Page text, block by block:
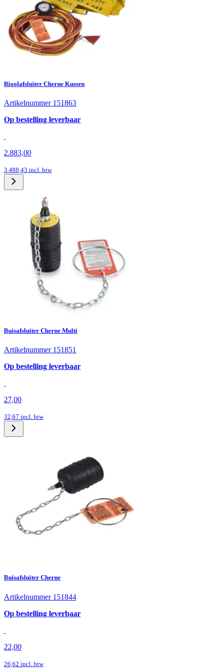
Rioolafsluiter Cherne Kussen
Artikelnummer 151863
Op bestelling leverbaar
2.883,00
3.488,43 incl. btw
Buisafsluiter Cherne Multi
Artikelnummer 151851
Op bestelling leverbaar
27,00
32,67 incl. btw
Buisafsluiter Cherne
Artikelnummer 151844
Op bestelling leverbaar
22,00
26,62 incl. btw